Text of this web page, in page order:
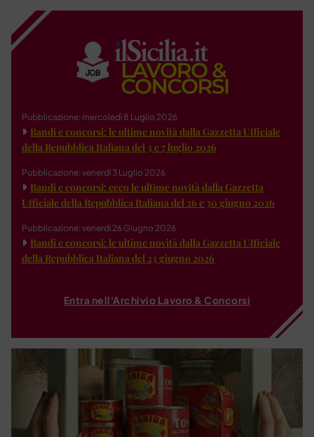
Pubblicazione: mercoledì 8 Luglio 2026
Bandi e concorsi: le ultime novità dalla Gazzetta Ufficiale
della Repubblica Italiana del 3 e 7 luglio 2026
Pubblicazione: venerdì 3 Luglio 2026
Bandi e concorsi: ecco le ultime novità dalla Gazzetta
Ufficiale della Repubblica Italiana del 26 e 30 giugno 2026
Pubblicazione: venerdì 26 Giugno 2026
Bandi e concorsi: le ultime novità dalla Gazzetta Ufficiale
della Repubblica Italiana del 23 giugno 2026
Entra nell'Archivio Lavoro & Concorsi